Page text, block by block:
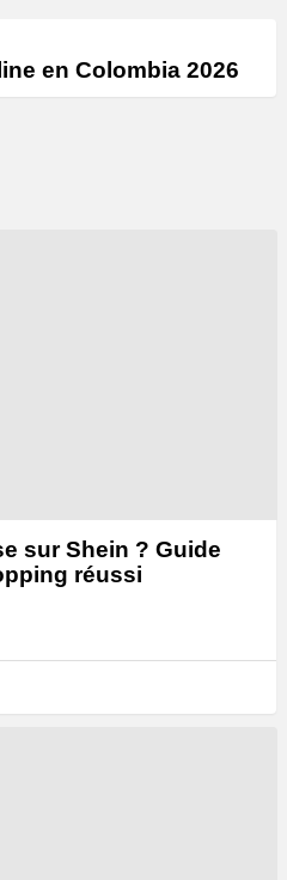
en Colombia 2026
sur Shein ? Guide
réussi